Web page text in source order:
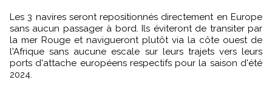
Les 3 navires seront repositionnés directement en Europe
sans aucun passager à bord. Ils éviteront de transiter par
la mer Rouge et navigueront plutôt via la côte ouest de
l'Afrique sans aucune escale sur leurs trajets vers leurs
ports d'attache européens respectifs pour la saison d'été
2024.